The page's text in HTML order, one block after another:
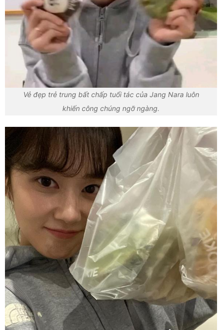
Vẻ đẹp trẻ trung bất chấp tuổi tác của Jang Nara luôn
khiến công chúng ngỡ ngàng.